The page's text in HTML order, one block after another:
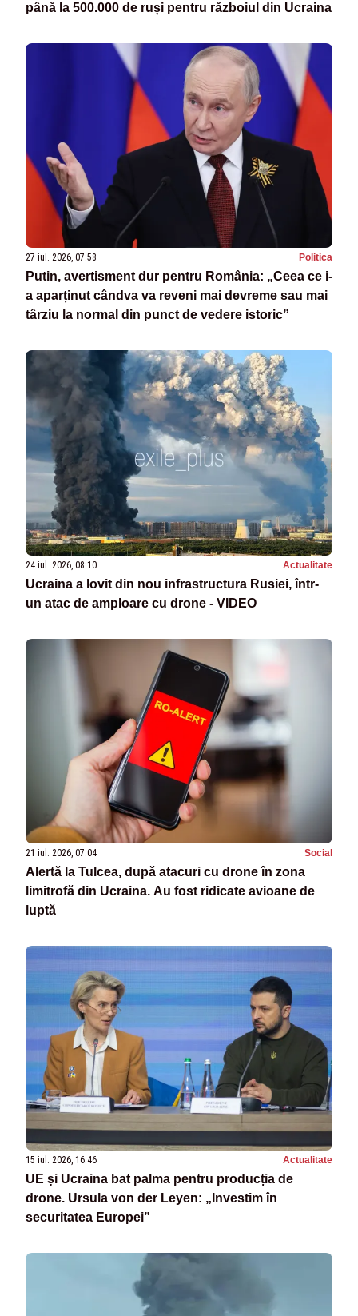
până la 500.000 de ruși pentru războiul din Ucraina
27 iul. 2026, 07:58 Politica
Putin, avertisment dur pentru România: „Ceea ce i-
a aparținut cândva va reveni mai devreme sau mai
târziu la normal din punct de vedere istoric”
24 iul. 2026, 08:10 Actualitate
Ucraina a lovit din nou infrastructura Rusiei, într-
un atac de amploare cu drone - VIDEO
21 iul. 2026, 07:04 Social
Alertă la Tulcea, după atacuri cu drone în zona
limitrofă din Ucraina. Au fost ridicate avioane de
luptă
15 iul. 2026, 16:46 Actualitate
UE și Ucraina bat palma pentru producția de
drone. Ursula von der Leyen: „Investim în
securitatea Europei”